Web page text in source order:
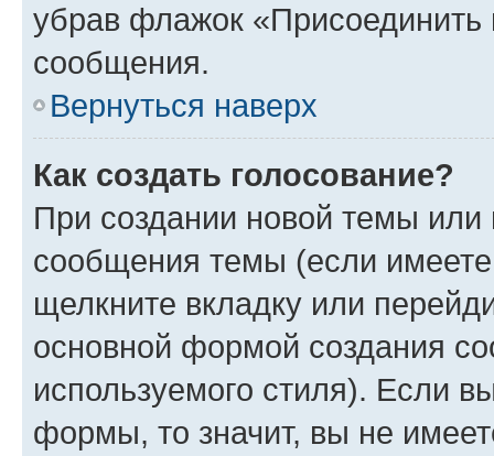
убрав флажок
сообщения.
Вернуться наверх
Как создать голосование?
При создании новой темы или
сообщения темы (если
щелкните вкладку или
основной формой создания
используемого стиля). Если
формы, то значит, вы не